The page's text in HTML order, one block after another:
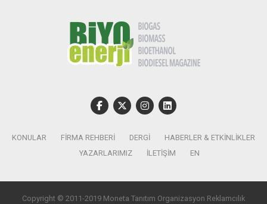
KONULAR FIRMA REHBERI DERGI
HABERLER & ETKINLIKLER
YAZARLARIMIZ
İLETIŞIM EN
Copyright © 2011-2019 Moneta Tanıtım Organizasyon Reklamcılık